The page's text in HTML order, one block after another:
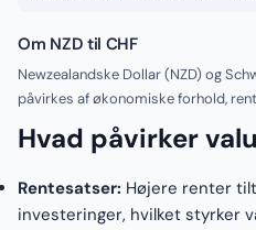
Om NZD til CHF
Newzealandske Dollar (NZD) og
påvirkes af økonomiske forhold,
Hvad påvirker
Rentesatser: Højere renter
investeringer, hvilket styrker